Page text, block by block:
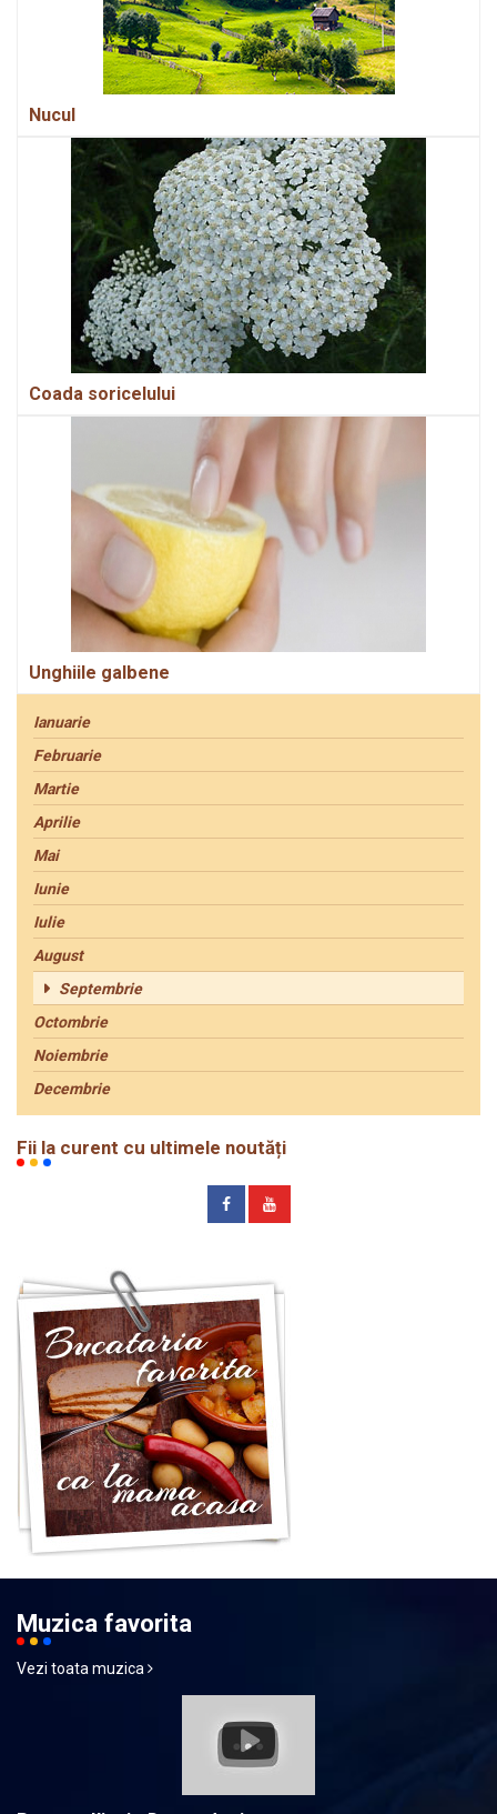
Nucul
Coada soricelului
Unghiile galbene
Ianuarie
Februarie
Martie
Aprilie
Mai
Iunie
Iulie
August
Septembrie
Octombrie
Noiembrie
Decembrie
Fii la curent cu ultimele noutăți
Muzica favorita
Vezi toata muzica